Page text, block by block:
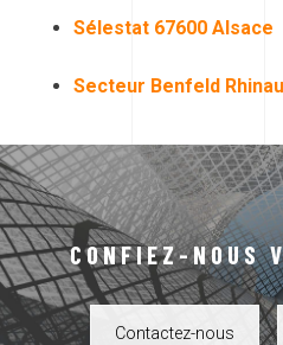
Sélestat 67600 Alsace
Secteur Benfeld Rhinau
CONFIEZ-NOUS
Contactez-nous